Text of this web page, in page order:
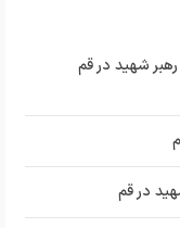
شهید در قم
در قم